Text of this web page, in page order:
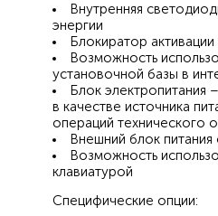
Внутренняя
энергии
Блокиратор
Возможность
установочной базы в
Блок электропитания
в качестве источника
операций технического
Внешний блок питания
Возможность
клавиатурой
Специфические опции: